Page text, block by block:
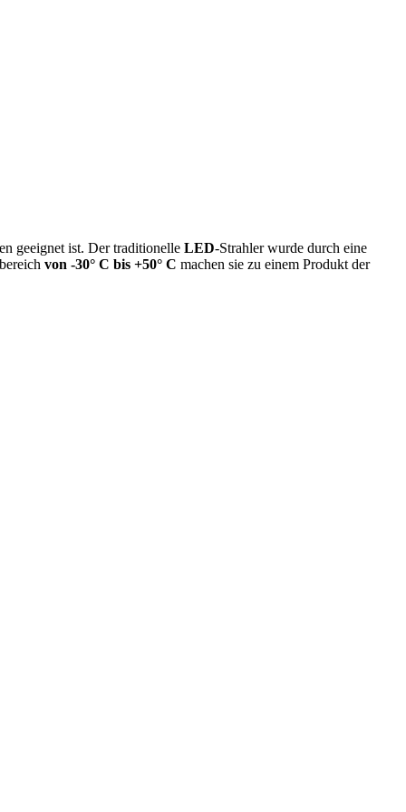
geeignet ist. Der traditionelle LED-Strahler wurde durch eine
von -30° C bis +50° C machen sie zu einem Produkt der